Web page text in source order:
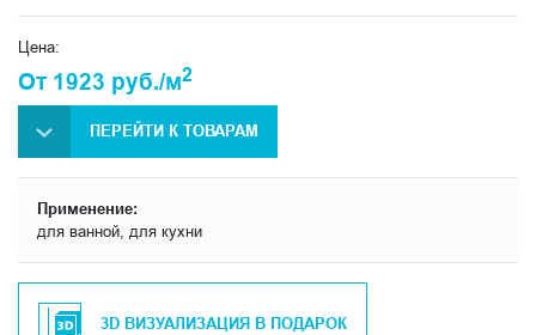
Цена:
От 1923 руб./м2
ПЕРЕЙТИ К ТОВАРАМ
Применение:
для ванной, для кухни
3D ВИЗУАЛИЗАЦИЯ В ПОДАРОК